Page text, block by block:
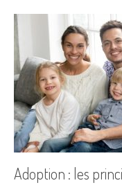
Adoption : les